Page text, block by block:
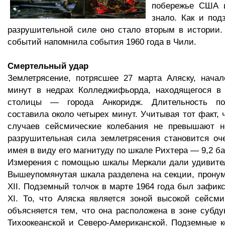
побережье США
знало. Как и
разрушительной силе оно стало вторым в истории.
событий напомнила события 1960 года в Чили.
Смертельный удар
Землетрясение, потрясшее 27 марта Аляску,
минут в недрах Колледжифьорда, находящегося в
столицы — города Анкоридж. Длительность
составила около четырех минут. Учитывая тот факт,
случаев сейсмические колебания не превышают
разрушительная сила землетрясения становится
имея в виду его магнитуду по шкале Рихтера — 9,2
Измерения с помощью шкалы Меркали дали
Вышеупомянутая шкала разделена на секции,
XII. Подземный толчок в марте 1964 года был
XI. То, что Аляска является зоной высокой
объясняется тем, что она расположена в зоне
Тихоокеанской и Северо-Американской. Подземные